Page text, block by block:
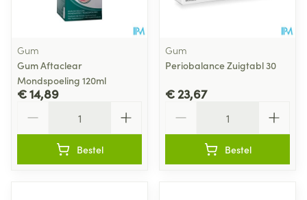
Gum
Gum Aftaclear
Mondspoeling 120ml
€ 14,89
Bestel
Gum
Periobalance Zuigtabl 30
€ 23,67
Bestel